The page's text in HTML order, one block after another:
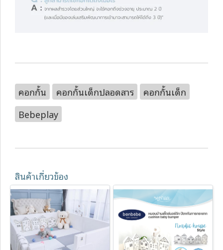
คอกกั้น คอกกั้นเด็กปลอดสาร
คอกกั้นเด็ก
Bebeplay
สินค้าเกี่ยวข้อง